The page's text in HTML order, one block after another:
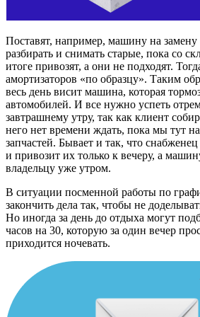
Поставят, например, машину на замену
разбирать и снимать старые, пока со
итоге привозят, а они не подходят.
амортизаторов «по образцу». Таким
весь день висит машина, которая
автомобилей. И все нужно успеть
завтрашнему утру, так как клиент
него нет времени ждать, пока мы тут
запчастей. Бывает и так, что снабженец
и привозит их только к вечеру, а
владельцу уже утром.
В ситуации посменной работы по
закончить дела так, чтобы не
Но иногда за день до отдыха могут
часов на 30, которую за один вечер
приходится ночевать.